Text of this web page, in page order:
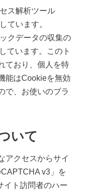
ス解析ツール
ています。
クデータの収集の
ています。このト
ており、個人を特
能はCookieを無効
で、お使いのブラ
いて
アクセスからサイ
v3」を
イト訪問者のハー